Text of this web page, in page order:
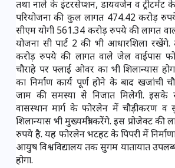
तथा नाले के इंटरसेप्शन, डायवर्जन व ट्रीटमेंट
परियोजना की कुल लागत 474.42 करोड़
सीएम योगी 561.34 करोड़ रुपये की लागत
योजना सी पार्ट 2 की भी आधारशिला
करोड़ रुपये की लागत वाले जेल वाईपास
चौराहे पर फ्लाई ओवर का भी शिलान्यास
का निर्माण कार्य पूर्ण होने के बाद खजांची
जाम की समस्या से निजात मिलेगी. इसके
वासस्थान मार्ग के फोरलेन में चौड़ीकरण व
शिलान्यास भी मुख्यमंत्री करेंगे. इस प्रोजेक्ट की
रुपये है. यह फोरलेन भटहट के पिपरी में
आयुष विश्वविद्यालय तक सुगम यातायात
होगा.